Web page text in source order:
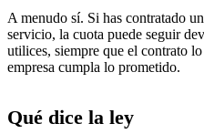
A menudo sí. Si has contratado
servicio, la cuota puede seguir
utilices, siempre que el contrato
empresa cumpla lo prometido.
Qué dice la ley